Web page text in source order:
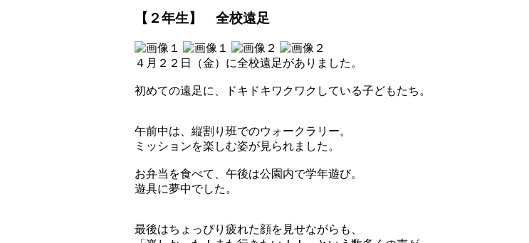
【２年生】 全校遠足
４月２２日（金）に全校遠足がありました。
初めての遠足に、ドキドキワクワクしている子どもたち。
午前中は、縦割り班でのウォークラリー。
ミッションを楽しむ姿が見られました。
お弁当を食べて、午後は公園内で学年遊び。
遊具に夢中でした。
最後はちょっぴり疲れた顔を見せながらも、